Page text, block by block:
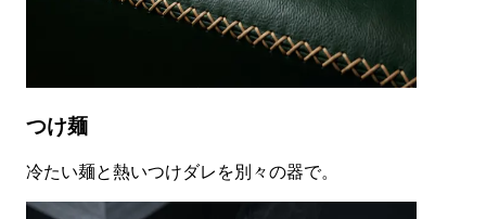
つけ麺
冷たい麺と熱いつけダレを別々の器で。